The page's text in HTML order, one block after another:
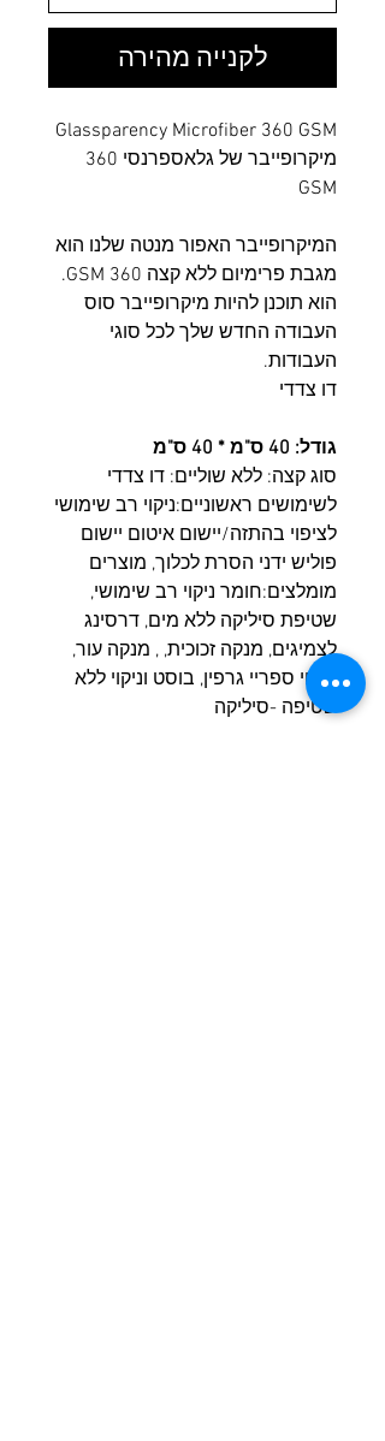
לקנייה מהירה
Glassparency Microfiber 360 GSM
מיקרופייבר של גלאספרנסי 360
GSM
המיקרופייבר האפור מנטה שלנו הוא
מגבת פרימיום ללא קצה 360 GSM.
הוא תוכנן להיות מיקרופייבר סוס
העבודה החדש שלך לכל סוגי
העבודות.
דו צדדי
גודל: 40 ס"מ * 40 ס"מ
סוג קצה: ללא שוליים: דו צדדי
לשימושים ראשוניים:ניקוי רב שימושי
לציפוי בהתזה/יישום איטום יישום
פוליש ידני הסרת לכלוך, מוצרים
מומלצים:חומר ניקוי רב שימושי,
שטיפת סיליקה ללא מים, דרסינג
לצמיגים, מנקה זכוכית, , מנקה עור,
ציפוי ספריי גרפין, בוסט וניקוי ללא
שטיפה -סיליקה